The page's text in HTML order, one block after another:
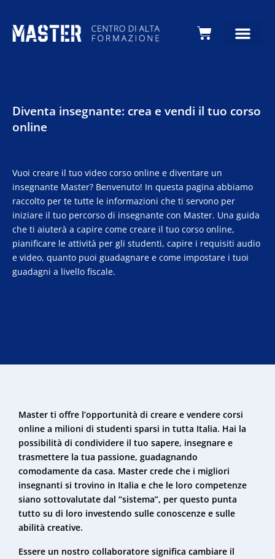
Carrello
Diventa insegnante: crea e vendi il tuo corso
online
Vuoi creare il tuo video corso online e diventare un
insegnante Master? Benvenuto! In questa pagina abbiamo
raccolto per te tutte le informazioni che ti servono per
iniziare il tuo percorso di insegnante con Master. Una guida
che ti aiuterà a capire come creare il tuo corso online,
pianificare le attività per gli studenti, capire i requisiti audio
e video, quanto puoi guadagnare e come impostare i tuoi
guadagni a livello fiscale.
Master ti offre l’opportunità di creare e vendere corsi
online a milioni di studenti sparsi in tutta Italia. Hai la
possibilità di condividere il tuo sapere, insegnare e
trasmettere la tua passione, guadagnando
comodamente da casa. Master crede che i migliori
insegnanti si trovino in Italia e che le loro competenze
siano sottovalutate dal “sistema”, per questo punta
tutto su di loro investendo sulle conoscenze e sulle
abilità creative.
Essere un nostro collaboratore significa cambiare il